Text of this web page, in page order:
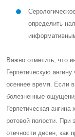
определить
Важно отметить, что
Герпетическую
осеннее время. Если
болезненные
Герпетическая
ротовой полости. При
отечности десен, как